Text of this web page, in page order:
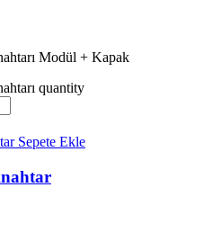
Modül + Kapak
quantity
Sepete Ekle